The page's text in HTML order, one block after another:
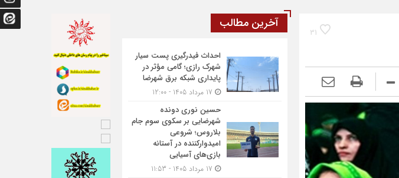
31
آخرین مطالب
احداث فیدرگیری پست سیار
شهرک رازی؛ گامی مؤثر در
پایداری شبکه برق شهرضا
حسین نوری دونده
شهرضایی بر سکوی سوم جام
بلاروس؛ شروعی
امیدوارکننده در آستانه
بازی‌های آسیایی